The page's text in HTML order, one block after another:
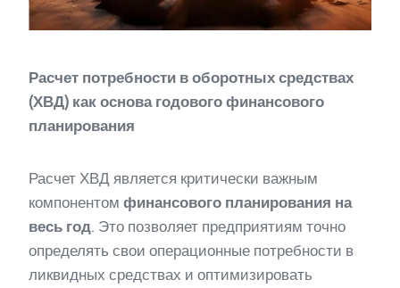
Расчет потребности в оборотных средствах
(ХВД) как основа годового финансового
планирования
Расчет ХВД является критически важным
компонентом финансового планирования на
весь год. Это позволяет предприятиям точно
определять свои операционные потребности в
ликвидных средствах и оптимизировать